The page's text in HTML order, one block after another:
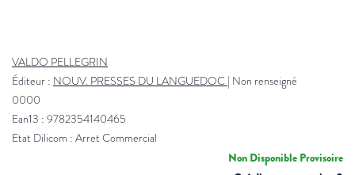
VALDO PELLEGRIN
Éditeur : NOUV. PRESSES DU LANGUEDOC | Non renseigné
0000
Ean13 : 9782354140465
Etat Dilicom : Arret Commercial
Non Disponible Provisoire